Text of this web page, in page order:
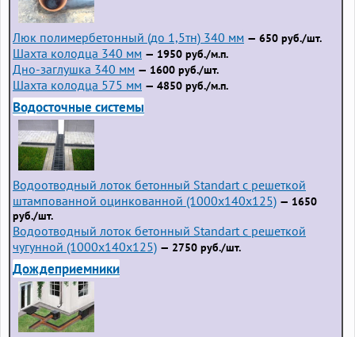
Люк полимербетонный (до 1,5тн) 340 мм — 650 руб./шт.
Шахта колодца 340 мм — 1950 руб./м.п.
Дно-заглушка 340 мм — 1600 руб./шт.
Шахта колодца 575 мм — 4850 руб./м.п.
Водосточные системы
Водоотводный лоток бетонный Standart с решеткой
штампованной оцинкованной (1000x140x125) — 1650
руб./шт.
Водоотводный лоток бетонный Standart с решеткой
чугунной (1000x140x125) — 2750 руб./шт.
Дождеприемники